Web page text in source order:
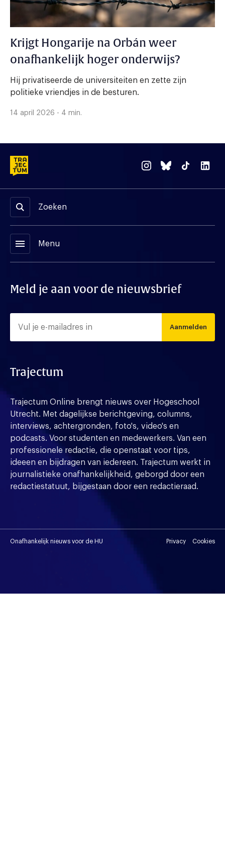
Krijgt Hongarije na Orbán weer
onafhankelijk hoger onderwijs?
Hij privatiseerde de universiteiten en zette zijn
politieke vriendjes in de besturen.
14 april 2026 - 4 min.
Zoeken
menu Menu
Meld je aan voor de nieuwsbrief
Aanmelden
Trajectum
Trajectum Online brengt nieuws over Hogeschool
Utrecht. Met dagelijkse berichtgeving, columns,
interviews, achtergronden, foto's, video's en
podcasts. Voor studenten en medewerkers. Van een
professionele redactie, die openstaat voor tips,
ideeen en bijdragen van iedereen. Trajectum werkt in
journalistieke onafhankelijkheid, geborgd door een
redactiestatuut, bijgestaan door een redactieraad.
Onafhankelijk nieuws voor de HU Privacy Cookies